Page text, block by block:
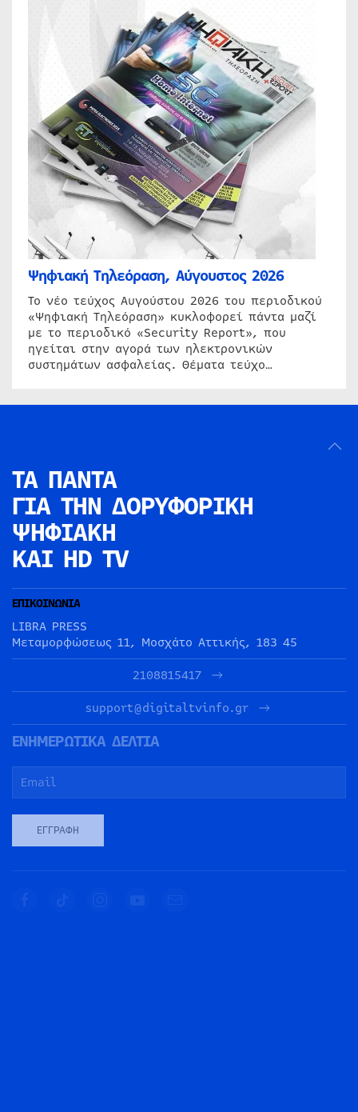
Ψηφιακή Τηλεόραση, Αύγουστος 2026
Το νέο τεύχος Αυγούστου 2026 του περιοδικού
«Ψηφιακή Τηλεόραση» κυκλοφορεί πάντα μαζί
με το περιοδικό «Security Report», που
ηγείται στην αγορά των ηλεκτρονικών
συστημάτων ασφαλείας. Θέματα τεύχο…
ΤΑ ΠΑΝΤΑ
ΓΙΑ ΤΗΝ ΔΟΡΥΦΟΡΙΚΗ
ΨΗΦΙΑΚΗ
ΚΑΙ HD TV
ΕΠΙΚΟΙΝΩΝΙΑ
LIBRA PRESS
Μεταμορφώσεως 11, Μοσχάτο Αττικής, 183 45
2108815417
support@digitaltvinfo.gr
ΕΝΗΜΕΡΩΤΙΚΑ ΔΕΛΤΙΑ
ΕΓΓΡΑΦΉ